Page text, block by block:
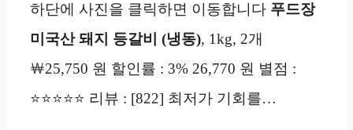
하단에 사진을 클릭하면 이동합니다 푸드장
미국산 돼지 등갈비 (냉동), 1kg, 2개
￦25,750 원 할인률 : 3% 26,770 원 별점 :
⭐⭐⭐⭐⭐ 리뷰 : [822] 최저가 기회를…